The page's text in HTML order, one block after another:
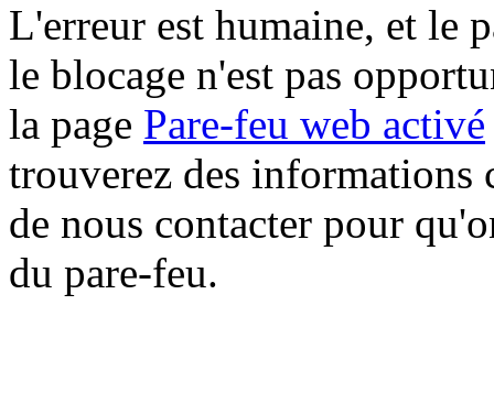
L'erreur est humaine, et le
le blocage n'est pas
la page Pare-feu web activé
trouverez des informations
de nous contacter pour
du pare-feu.